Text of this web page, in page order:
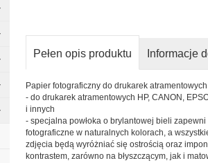
Pełen opis produktu Informacje
Papier fotograficzny do drukarek
- do drukarek atramentowych HP, CANON,
i innych
- specjalna powłoka o brylantowej bieli
fotograficzne w naturalnych kolorach, a
zdjęcia będą wyróżniać się ostrością oraz
kontrastem, zarówno na błyszczącym, jak i